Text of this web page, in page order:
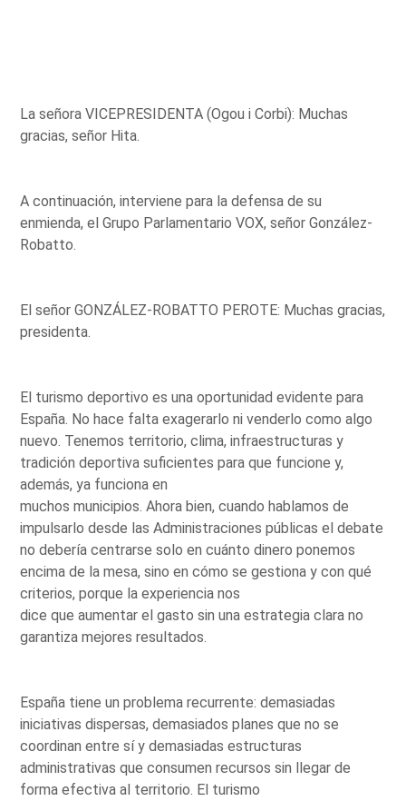
La señora VICEPRESIDENTA (Ogou i Corbi): Muchas
gracias, señor Hita.
A continuación, interviene para la defensa de su
enmienda, el Grupo Parlamentario VOX, señor González-
Robatto.
El señor GONZÁLEZ-ROBATTO PEROTE: Muchas gracias,
presidenta.
El turismo deportivo es una oportunidad evidente para
España. No hace falta exagerarlo ni venderlo como algo
nuevo. Tenemos territorio, clima, infraestructuras y
tradición deportiva suficientes para que funcione y,
además, ya funciona en
muchos municipios. Ahora bien, cuando hablamos de
impulsarlo desde las Administraciones públicas el debate
no debería centrarse solo en cuánto dinero ponemos
encima de la mesa, sino en cómo se gestiona y con qué
criterios, porque la experiencia nos
dice que aumentar el gasto sin una estrategia clara no
garantiza mejores resultados.
España tiene un problema recurrente: demasiadas
iniciativas dispersas, demasiados planes que no se
coordinan entre sí y demasiadas estructuras
administrativas que consumen recursos sin llegar de
forma efectiva al territorio. El turismo